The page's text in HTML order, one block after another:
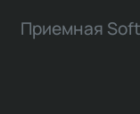
Приемная